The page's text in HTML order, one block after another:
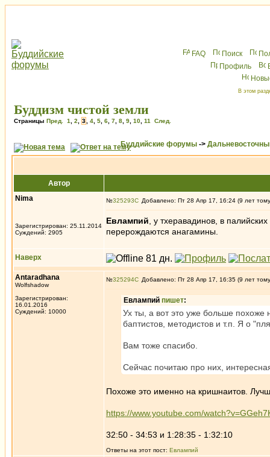
FAQ Поиск
Профиль
В этом
Буддизм чистой земли
Страницы Пред. 1 2 3 4 5 6 7 8 9 10 11 След.
Буддийские форумы ->
Автор
Nima
Зарегистрирован: 25.11.2014
Суждений: 2905
№325293 Добавлено: Пт 28 Апр 17, 16:24 (9 лет
Евлампий , у тхеравадинов, в
перерождаются анагамины.
Наверх
Antaradhana
Wolfshadow
Зарегистрирован:
16.01.2016
Суждений: 10000
№325294 Добавлено: Пт 28 Апр 17, 16:35 (9 лет
Евлампий пишет:
Ух ты, а вот это уже больше похоже
баптистов, методистов и т.п. Я о
Вам тоже спасибо.
Сейчас почитаю про них,
Похоже это именно на кришнаитов.
https://www.youtube.com/
32:50 - 34:53 и 1:28:35 - 1:32:10
Ответы на этот пост: Евлампий